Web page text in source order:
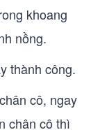
khoang
nồng.
thành công.
cô, ngay
chân cô thì